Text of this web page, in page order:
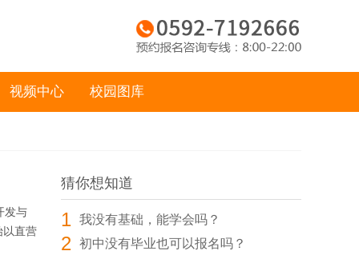
视频中心 校园图库
发与
以直营
猜你想知道
1 我没有基础，能学会吗？
2 初中没有毕业也可以报名吗？